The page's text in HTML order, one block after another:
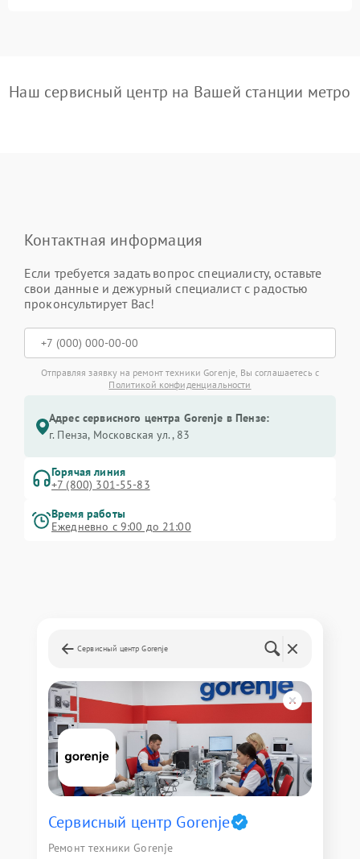
Наш сервисный центр на Вашей станции метро
Контактная информация
Если требуется задать вопрос специалисту, оставьте
свои данные и дежурный специалист с радостью
проконсультирует Вас!
Отправляя заявку на ремонт техники Gorenje, Вы соглашаетесь с
Политикой конфиденциальности
Адрес сервисного центра Gorenje в Пензе:
г. Пенза, Московская ул., 83
Горячая линия
+7 (800) 301-55-83
Время работы
Ежедневно с 9:00 до 21:00
Сервисный центр Gorenje
Сервисный центр Gorenje
Ремонт техники Gorenje